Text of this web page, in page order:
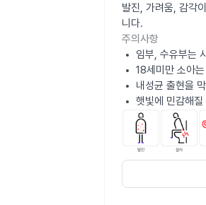
발진, 가려움, 감각
니다.
주의사항
임부, 수유부는
18세미만 소아
내성균 출현을
햇빛에 민감해